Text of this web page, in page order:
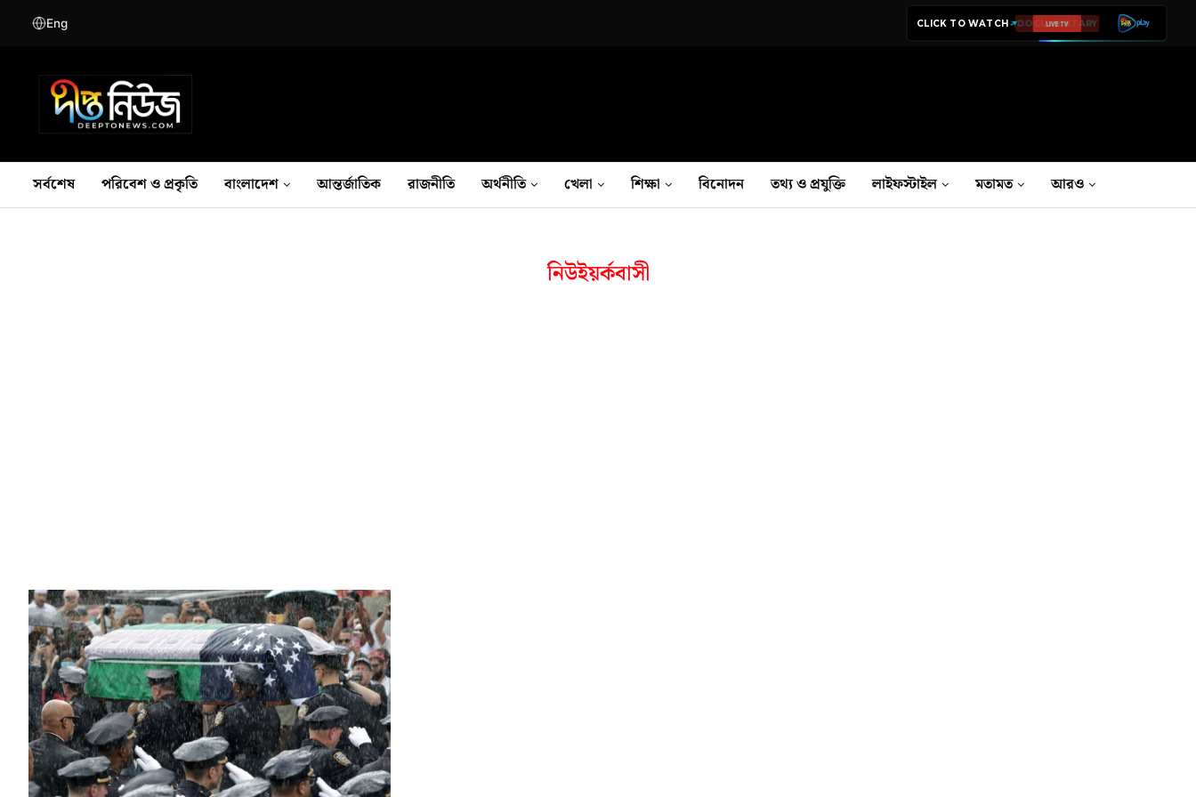
Eng CLICK TO WATCH LIVE TV
সর্বশেষ পরিবেশ ও প্রকৃতি বাংলাদেশ আন্তর্জাতিক রাজনীতি অর্থনীতি খেলা শিক্ষা বিনোদন তথ‍্য ও প্রযুক্তি লাইফস্টাইল মতামত আরও
নিউইয়র্কবাসী